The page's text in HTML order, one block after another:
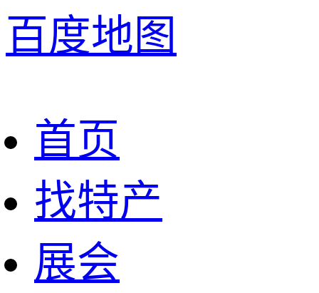
百度地图
首页
找特产
展会